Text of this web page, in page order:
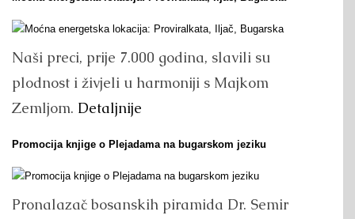
Naši preci, prije 7.000 godina, slavili su
plodnost i živjeli u harmoniji s Majkom
Zemljom. Detaljnije
Promocija knjige o Plejadama na bugarskom jeziku
Pronalazač bosanskih piramida Dr. Semir